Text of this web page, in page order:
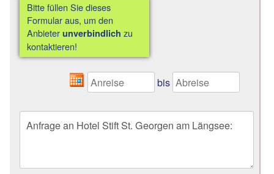
Bitte füllen Sie dieses
Formular aus, um den
Anbieterunverbindlich zu
kontaktieren!
bis